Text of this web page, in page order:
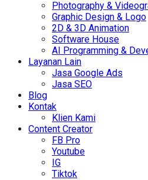
Photography &
Graphic Design & Logo
2D & 3D Animation
Software House
AI Programming &
Layanan Lain
Jasa Google Ads
Jasa SEO
Blog
Kontak
Klien Kami
Content Creator
FB Pro
Youtube
IG
Tiktok